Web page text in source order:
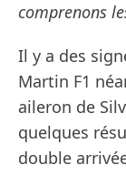
comprenons
Il y a des
Martin F1
aileron de
quelques
double